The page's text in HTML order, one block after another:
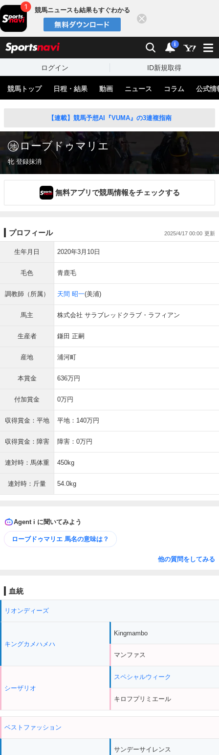
競馬ニュースも結果もすぐわかる
検索 通知
i
ログイン ID新規取得
競馬トップ 日程・結果 動画 ニュース コラム 公式情
【連載】競馬予想AI『VUMA』の3連複指南
ローブドゥマリエ
牝 登録抹消
無料アプリで競馬情報をチェックする
プロフィール 2025/4/17 00:00
生年月日 2020年3月10日
毛色 青鹿毛
調教師（所属） 天間 昭一(美浦)
馬主 株式会社 サラブレッドクラブ・ラフィアン
生産者 鎌田 正嗣
産地 浦河町
本賞金 636万円
付加賞金 0万円
収得賞金：平地 平地：140万円
収得賞金：障害 障害：0万円
連対時：馬体重 450kg
連対時：斤量 54.0kg
Agent i に聞いてみよう
ローブドゥマリエ 馬名の意味は？
他の質問をしてみる
血統
リオンディーズ
キングカメハメハ
シーザリオ
Kingmambo
マンファス
スペシャルウィーク
キロフプリミエール
ベストファッション
サンデーサイレンス